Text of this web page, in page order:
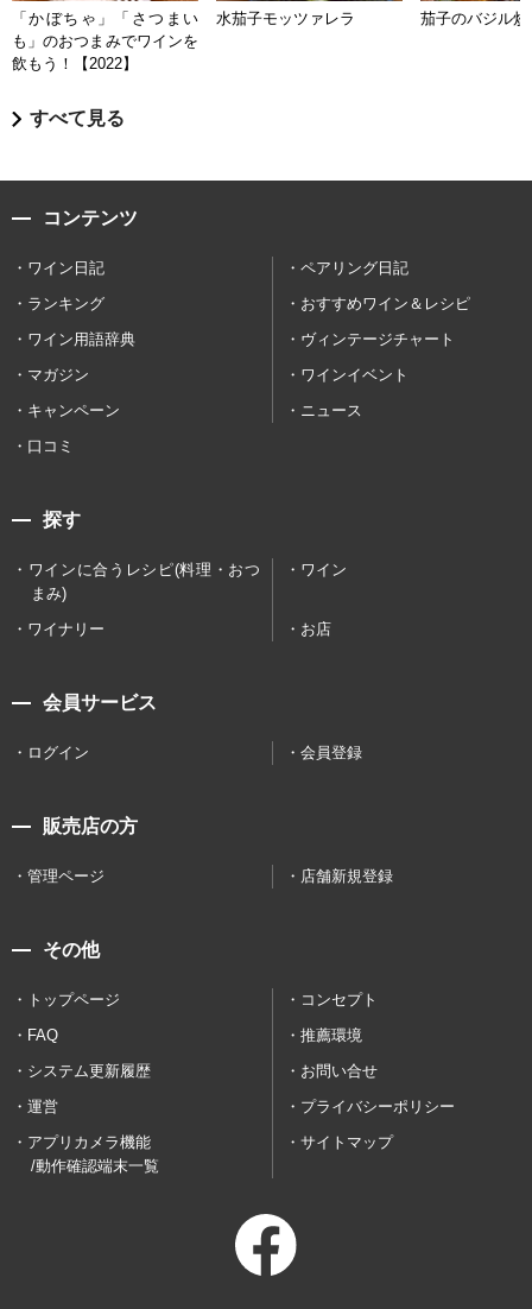
「かぼちゃ」「さつまい
も」のおつまみでワインを
飲もう！【2022】
水茄子モッツァレラ 茄子のバジル炒
すべて見る
コンテンツ
ワイン日記
ペアリング日記
ランキング
おすすめワイン＆レシピ
ワイン用語辞典
ヴィンテージチャート
マガジン
ワインイベント
キャンペーン
ニュース
口コミ
探す
ワインに合うレシピ(料理・おつ
まみ)
ワイン
ワイナリー お店
会員サービス
ログイン 会員登録
販売店の方
管理ページ 店舗新規登録
その他
トップページ
コンセプト
FAQ
推薦環境
システム更新履歴
お問い合せ
運営
プライバシーポリシー
アプリカメラ機能
/動作確認端末一覧
サイトマップ